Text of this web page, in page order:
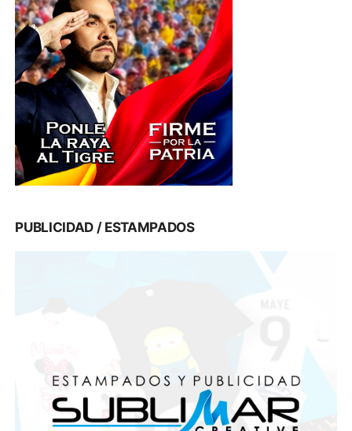
PUBLICIDAD / ESTAMPADOS